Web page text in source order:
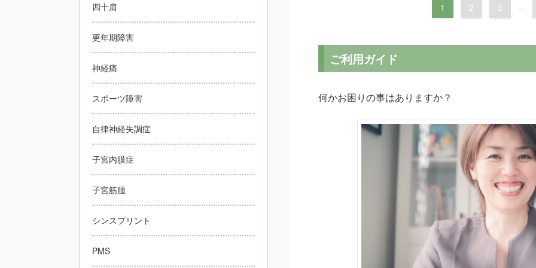
1 2 3 ...
ご利用ガイド
何かお困りの事はありますか？
四十肩
更年期障害
神経痛
スポーツ障害
自律神経失調症
子宮内膜症
子宮筋腫
シンスプリント
PMS